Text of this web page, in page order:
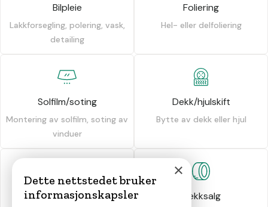
Bilpleie
Lakkforsegling, polering, vask,
detailing
Foliering
Hel- eller delfoliering
Solfilm/soting
Montering av solfilm, soting av
vinduer
Dekk/hjulskift
Bytte av dekk eller hjul
Dekkhotell Dekksalg
×
Dette nettstedet bruker
informasjonskapsler